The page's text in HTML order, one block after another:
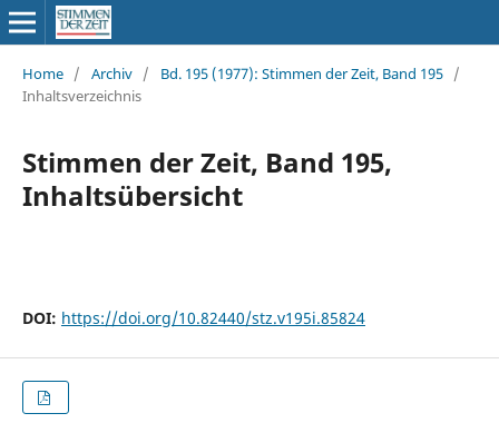
Home / Archiv / Bd. 195 (1977): Stimmen der Zeit, Band 195 /
Inhaltsverzeichnis
Stimmen der Zeit, Band 195,
Inhaltsübersicht
DOI: https://doi.org/10.82440/stz.v195i.85824